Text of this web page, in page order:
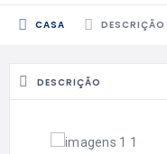
CASA DESCRIÇÃO
DESCRIÇÃO